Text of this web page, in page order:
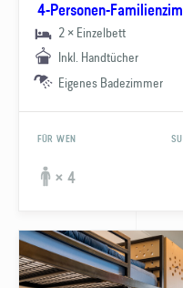
4-Personen-
2 × Einzelbett
Inkl. Handtücher
Eigenes Badezimmer
FÜR WEN
× 4